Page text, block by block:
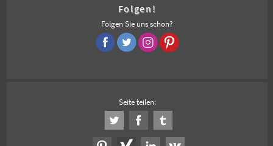
Folgen!
Folgen Sie uns schon?
Seite teilen: